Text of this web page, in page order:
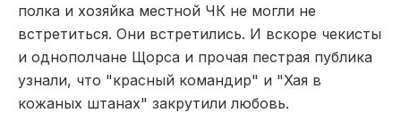
полка и хозяйка местной ЧК не могли не
встретиться. Они встретились. И вскоре чекисты
и однополчане Щорса и прочая пестрая публика
узнали, что "красный командир" и "Хая в
кожаных штанах" закрутили любовь.